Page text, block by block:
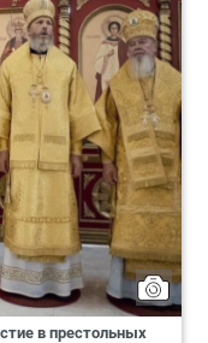
в престольных